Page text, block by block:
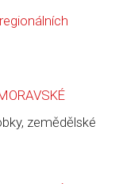
zemědělské